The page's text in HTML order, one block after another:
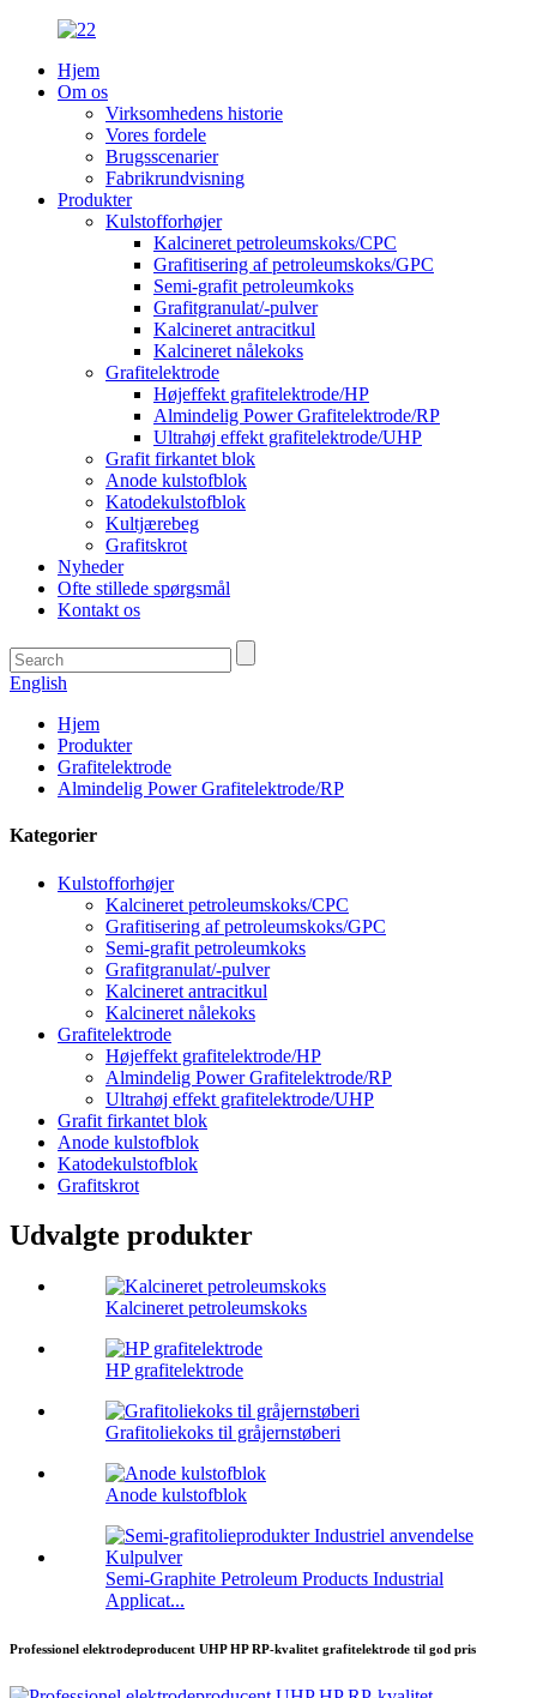
Hjem
Om os
Virksomhedens historie
Vores fordele
Brugsscenarier
Fabrikrundvisning
Produkter
Kulstofforhøjer
Kalcineret petroleumskoks/CPC
Grafitisering af petroleumskoks/GPC
Semi-grafit petroleumkoks
Grafitgranulat/-pulver
Kalcineret antracitkul
Kalcineret nålekoks
Grafitelektrode
Højeffekt grafitelektrode/HP
Almindelig Power Grafitelektrode/RP
Ultrahøj effekt grafitelektrode/UHP
Grafit firkantet blok
Anode kulstofblok
Katodekulstofblok
Kultjærebeg
Grafitskrot
Nyheder
Ofte stillede spørgsmål
Kontakt os
English
Hjem
Produkter
Grafitelektrode
Almindelig Power Grafitelektrode/RP
Kategorier
Kulstofforhøjer
Kalcineret petroleumskoks/CPC
Grafitisering af petroleumskoks/GPC
Semi-grafit petroleumkoks
Grafitgranulat/-pulver
Kalcineret antracitkul
Kalcineret nålekoks
Grafitelektrode
Højeffekt grafitelektrode/HP
Almindelig Power Grafitelektrode/RP
Ultrahøj effekt grafitelektrode/UHP
Grafit firkantet blok
Anode kulstofblok
Katodekulstofblok
Grafitskrot
Udvalgte produkter
Kalcineret petroleumskoks
HP grafitelektrode
Grafitoliekoks til gråjernstøberi
Anode kulstofblok
Semi-Graphite Petroleum Products Industrial
Applicat...
Professionel elektrodeproducent UHP HP RP-kvalitet grafitelektrode til god pris